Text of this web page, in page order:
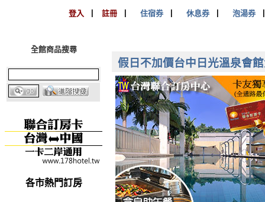
登入 註冊 住宿券 休息券 泡湯券
全館商品搜尋
各市熱門訂房
假日不加價台中日光溫泉會